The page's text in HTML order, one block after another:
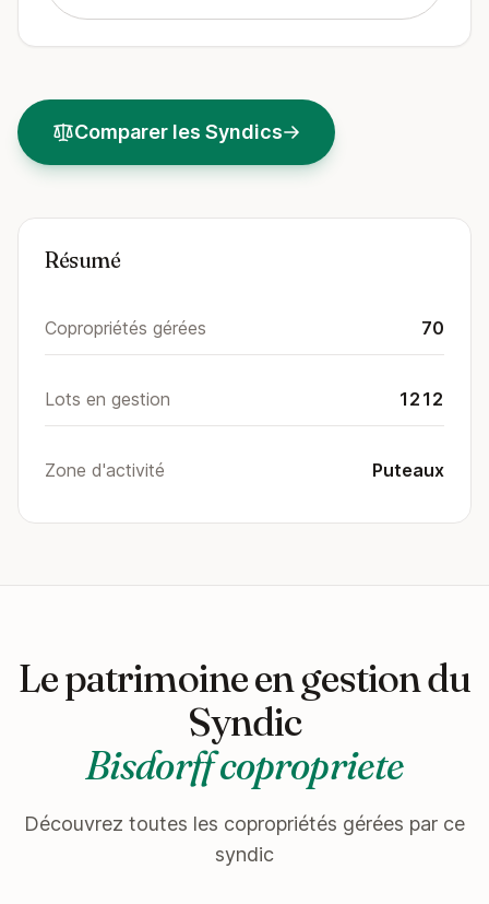
Comparer les Syndics
Résumé
Copropriétés gérées 70
Lots en gestion 1212
Zone d'activité Puteaux
Le patrimoine en gestion du
Syndic
Bisdorff copropriete
Découvrez toutes les copropriétés gérées par ce
syndic